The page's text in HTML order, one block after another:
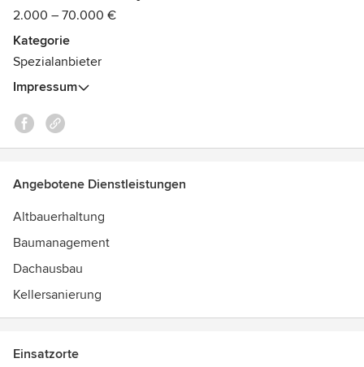
2.000 – 70.000 €
Kategorie
Spezialanbieter
Impressum
Angebotene Dienstleistungen
Altbauerhaltung
Baumanagement
Dachausbau
Kellersanierung
Einsatzorte